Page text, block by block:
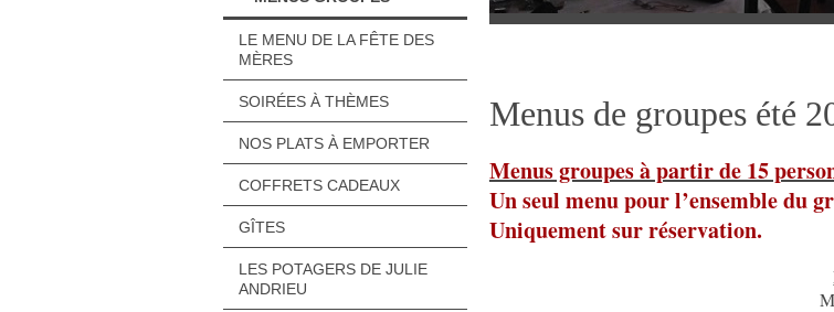
LE MENU DE LA FÊTE DES
MÈRES
SOIRÉES À THÈMES
NOS PLATS À EMPORTER
COFFRETS CADEAUX
GÎTES
LES POTAGERS DE JULIE
ANDRIEU
Menus de groupes été
Menus groupes à partir de 15
Un seul menu pour l’ensemble du
Uniquement sur réservation.